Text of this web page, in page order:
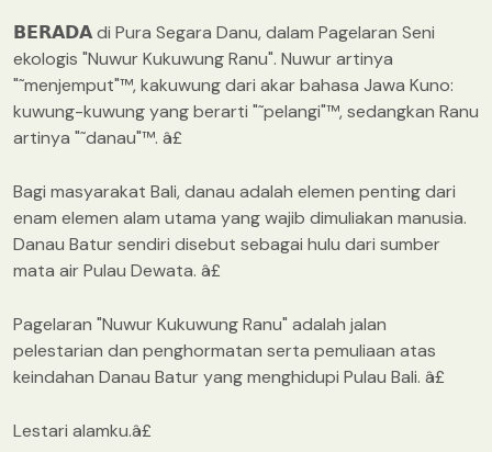
𝗕𝗘𝗥𝗔𝗗𝗔 di Pura Segara Danu, dalam Pagelaran Seni
ekologis "Nuwur Kukuwung Ranu". Nuwur artinya
"˜menjemput"™, kakuwung dari akar bahasa Jawa Kuno:
kuwung-kuwung yang berarti "˜pelangi"™, sedangkan Ranu
artinya "˜danau"™. â£
Bagi masyarakat Bali, danau adalah elemen penting dari
enam elemen alam utama yang wajib dimuliakan manusia.
Danau Batur sendiri disebut sebagai hulu dari sumber
mata air Pulau Dewata. â£
Pagelaran "Nuwur Kukuwung Ranu" adalah jalan
pelestarian dan penghormatan serta pemuliaan atas
keindahan Danau Batur yang menghidupi Pulau Bali. â£
Lestari alamku.â£